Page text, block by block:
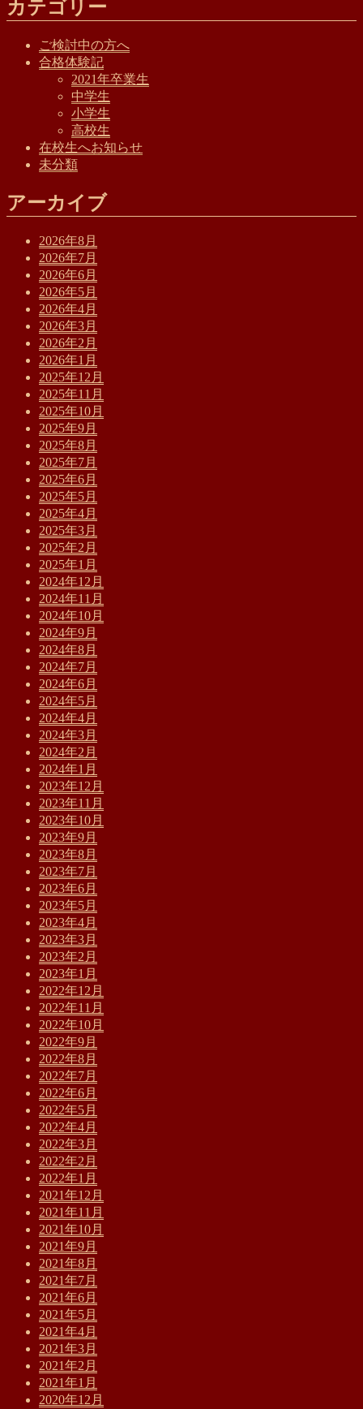
カテゴリー
ご検討中の方へ
合格体験記
2021年卒業生
中学生
小学生
高校生
在校生へお知らせ
未分類
アーカイブ
2026年8月
2026年7月
2026年6月
2026年5月
2026年4月
2026年3月
2026年2月
2026年1月
2025年12月
2025年11月
2025年10月
2025年9月
2025年8月
2025年7月
2025年6月
2025年5月
2025年4月
2025年3月
2025年2月
2025年1月
2024年12月
2024年11月
2024年10月
2024年9月
2024年8月
2024年7月
2024年6月
2024年5月
2024年4月
2024年3月
2024年2月
2024年1月
2023年12月
2023年11月
2023年10月
2023年9月
2023年8月
2023年7月
2023年6月
2023年5月
2023年4月
2023年3月
2023年2月
2023年1月
2022年12月
2022年11月
2022年10月
2022年9月
2022年8月
2022年7月
2022年6月
2022年5月
2022年4月
2022年3月
2022年2月
2022年1月
2021年12月
2021年11月
2021年10月
2021年9月
2021年8月
2021年7月
2021年6月
2021年5月
2021年4月
2021年3月
2021年2月
2021年1月
2020年12月